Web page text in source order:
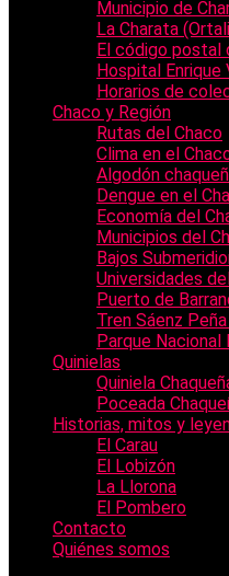
Municipio de
La Charata
El código postal
Hospital Enrique
Horarios de
Chaco y Región
Rutas del Chaco
Clima en el
Algodón
Dengue en el
Economía del
Municipios del
Bajos
Universidades
Puerto de
Tren Sáenz
Parque
Quinielas
Quiniela
Poceada
Historias, mitos y
El Carau
El Lobizón
La Llorona
El Pombero
Contacto
Quiénes somos